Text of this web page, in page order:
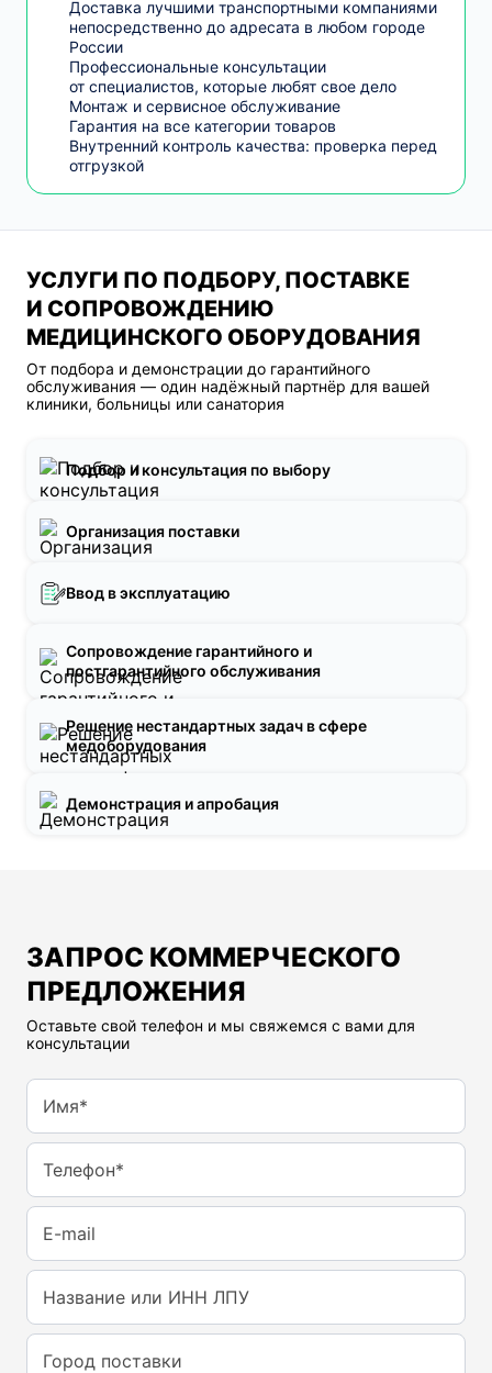
Доставка лучшими транспортными компаниями
непосредственно до адресата в любом городе
России
Профессиональные консультации
от специалистов, которые любят свое дело
Монтаж и сервисное обслуживание
Гарантия на все категории товаров
Внутренний контроль качества: проверка перед
отгрузкой
УСЛУГИ ПО ПОДБОРУ, ПОСТАВКЕ
И СОПРОВОЖДЕНИЮ
МЕДИЦИНСКОГО ОБОРУДОВАНИЯ
От подбора и демонстрации до гарантийного
обслуживания — один надёжный партнёр для вашей
клиники, больницы или санатория
Подбор и консультация по выбору
Организация поставки
Ввод в эксплуатацию
Сопровождение гарантийного и
постгарантийного обслуживания
Решение нестандартных задач в сфере
медоборудования
Демонстрация и апробация
ЗАПРОС КОММЕРЧЕСКОГО
ПРЕДЛОЖЕНИЯ
Оставьте свой телефон и мы свяжемся с вами для
консультации
Имя*
Телефон*
E-mail
Название или ИНН ЛПУ
Город поставки